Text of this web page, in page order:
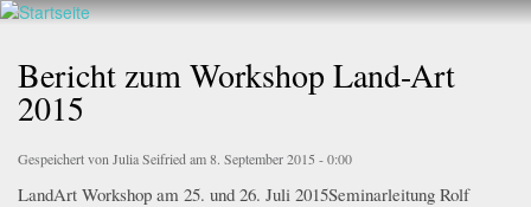
Direkt
Inhalt
Walderlebnis
e.V.
hier
Bericht zum Workshop Land-Art
2015
Gespeichert von Julia Seifried am 8. September 2015 - 0:00
LandArt Workshop am 25. und 26. Juli 2015Seminarleitung Rolf